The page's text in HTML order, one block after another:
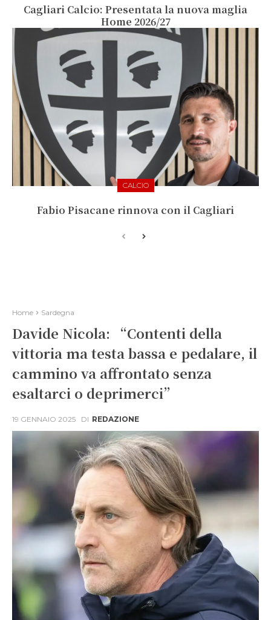
Cagliari Calcio: Presentata la nuova maglia
Home 2026/27
CALCIO
Fabio Pisacane rinnova con il Cagliari